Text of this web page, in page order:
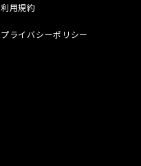
利用規約
プライバシーポリシー